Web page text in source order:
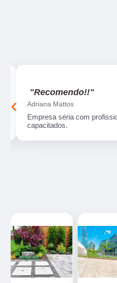
"Recomendo!!"
Adriana Mattos
Empresa séria com
capacitados.
‹
‹